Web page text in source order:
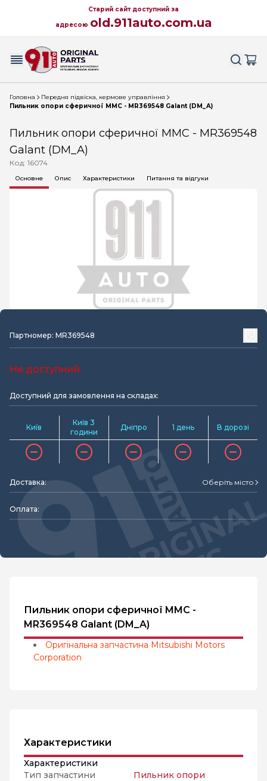
Старий сайт доступний за
адресою old.911auto.com.ua
Головна
Передня підвіска, кермове управління
Пильник опори сферичної MMC - MR369548 Galant (DM_A)
Пильник опори сферичної MMC - MR369548
Galant (DM_A)
Код: 16074
Основне Опис Характеристики Питання та відгуки
Партномер: MR369548
Не доступний
Доступний для замовлення на складах:
Київ
Київ 3
години
Дніпро 1 день В дорозі
Доставка: Оберіть місто
Оплата:
Пильник опори сферичної MMC -
MR369548 Galant (DM_A)
Оригінальна запчастина Mitsubishi Motors
Corporation
Характеристики
Характеристики
Тип запчастини
Пильник опори